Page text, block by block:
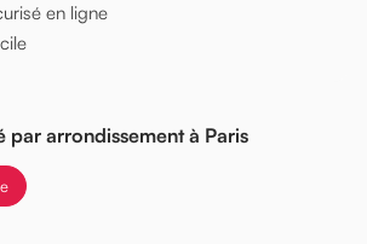
en ligne
par arrondissement à Paris